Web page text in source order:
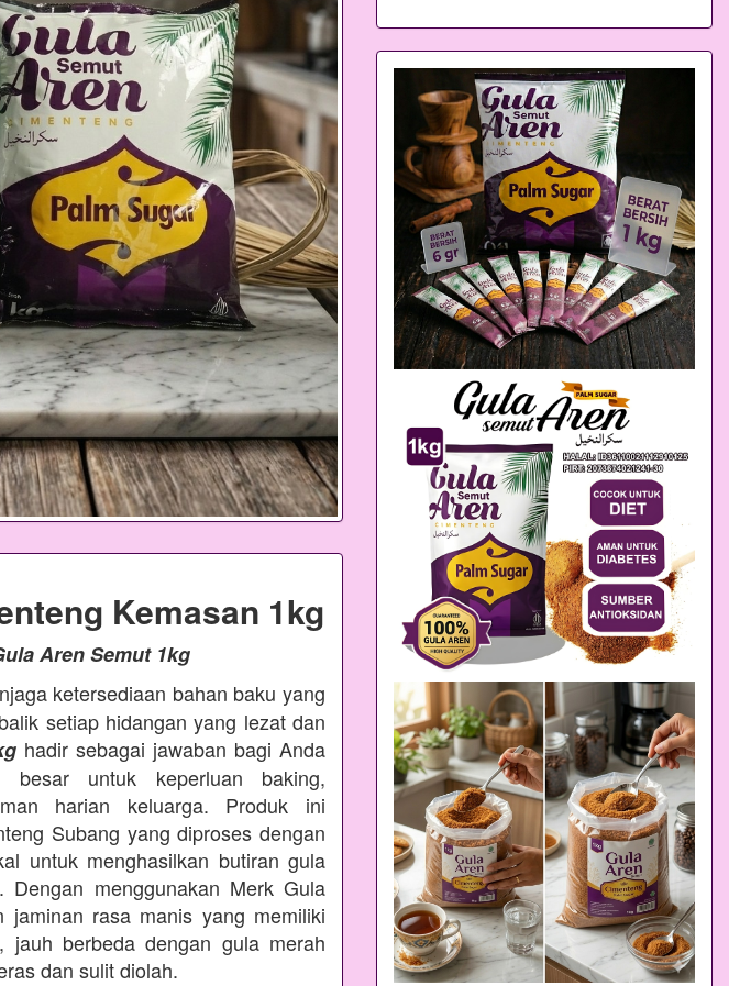
Kemasan 1kg
Aren Semut 1kg
ketersediaan bahan baku yang
setiap hidangan yang lezat dan
hadir sebagai jawaban bagi Anda
besar untuk keperluan baking,
harian keluarga. Produk ini
Subang yang diproses dengan
untuk menghasilkan butiran gula
menggunakan Merk Gula
jaminan rasa manis yang memiliki
jauh berbeda dengan gula merah
dan sulit diolah.